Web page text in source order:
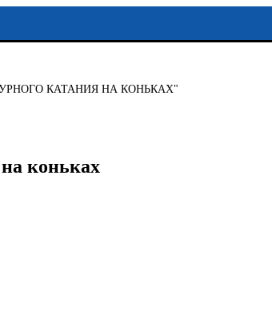
КАТАНИЯ НА КОНЬКАХ"
коньках